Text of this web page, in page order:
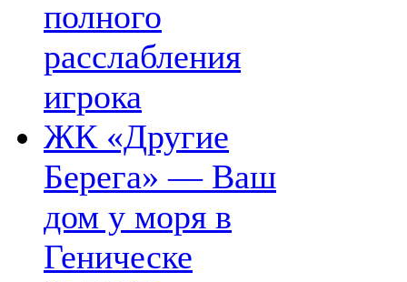
полного
расслабления
игрока
ЖК «Другие
Берега» — Ваш
дом у моря в
Геническе